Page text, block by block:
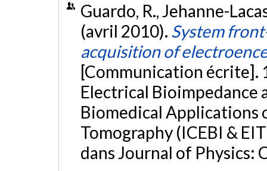
Guardo, R., Jehanne-
(avril 2010). System
acquisition of
[Communication
Electrical Bioimpedance
Biomedical Applications
Tomography (ICEBI &
dans Journal of Physics: